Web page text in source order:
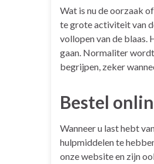
Wat is nu de oorzaak
te grote activiteit van
vollopen van de blaas.
gaan. Normaliter
begrijpen, zeker
Bestel
Wanneer u last hebt
hulpmiddelen te
onze website en zijn